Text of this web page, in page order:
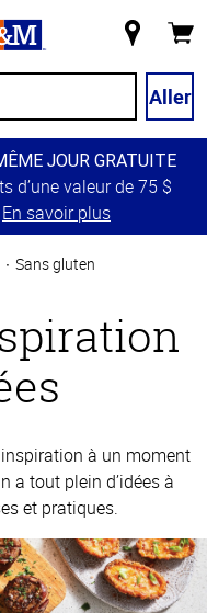
magasin
Aller
JOUR GRATUITE
d’une valeur de 75 $
En savoir plus
Sans gluten
à un moment
a tout plein d’idées à
et pratiques.